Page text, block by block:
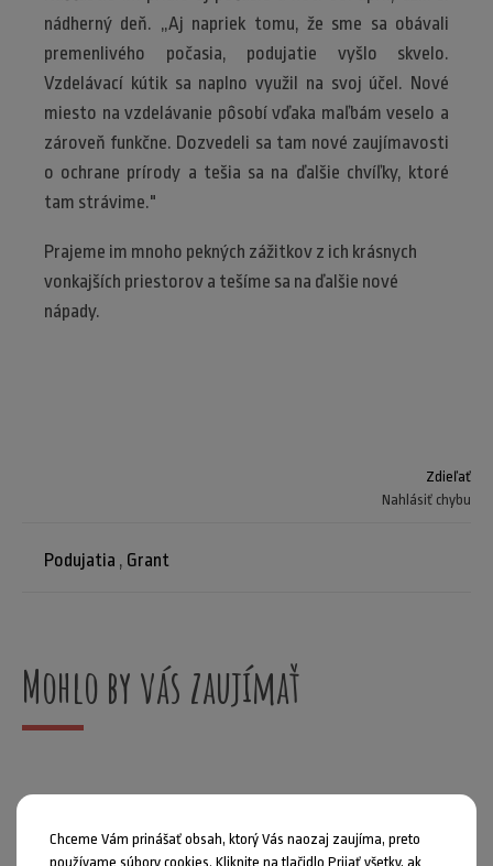
nádherný deň. „Aj napriek tomu, že sme sa obávali
premenlivého počasia, podujatie vyšlo skvelo.
Vzdelávací kútik sa naplno využil na svoj účel. Nové
miesto na vzdelávanie pôsobí vďaka maľbám veselo a
zároveň funkčne. Dozvedeli sa tam nové zaujímavosti
o ochrane prírody a tešia sa na ďalšie chvíľky, ktoré
tam strávime."
Prajeme im mnoho pekných zážitkov z ich krásnych
vonkajších priestorov a tešíme sa na ďalšie nové
nápady.
Zdieľať
Nahlásiť chybu
Podujatia , Grant
Mohlo by vás zaujímať
Chceme Vám prinášať obsah, ktorý Vás naozaj zaujíma, preto
používame súbory cookies. Kliknite na tlačidlo Prijať všetky, ak